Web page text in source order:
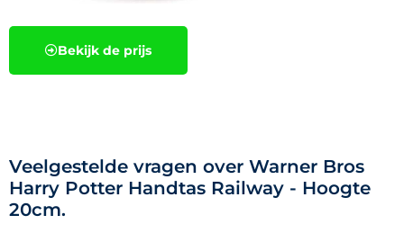
Bekijk de prijs
Veelgestelde vragen over Warner Bros
Harry Potter Handtas Railway - Hoogte
20cm.